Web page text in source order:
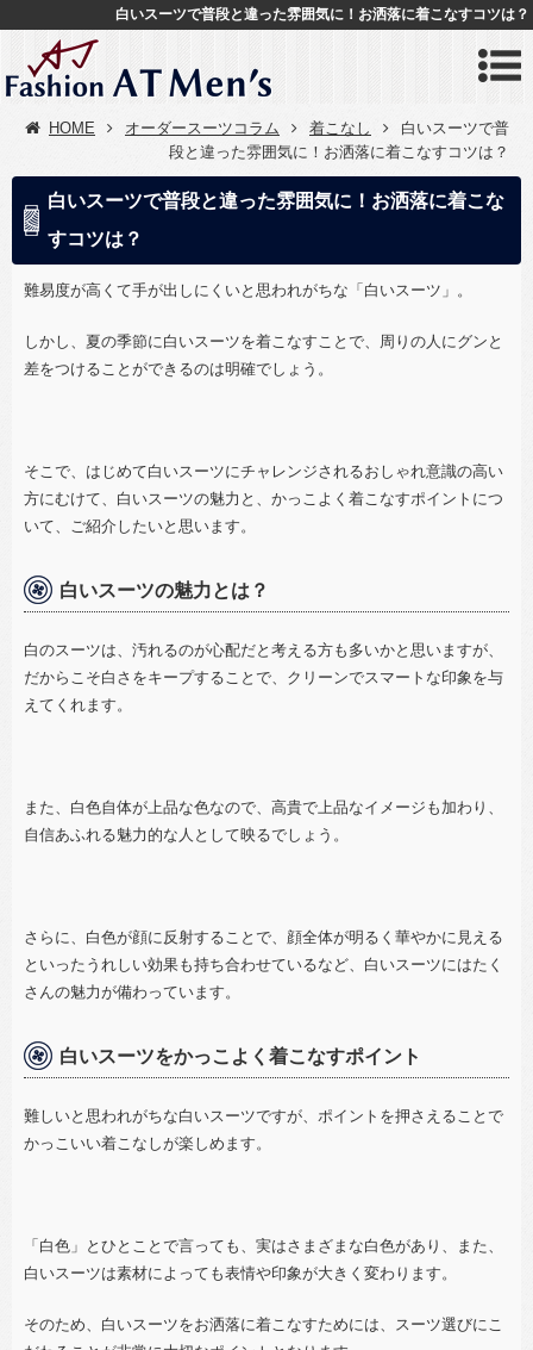
白いスーツで普段と違った雰囲気に！お洒落に着こなすコツは？
HOME オーダースーツコラム 着こなし
白いスーツで普
段と違った雰囲気に！お洒落に着こなすコツは？
白いスーツで普段と違った雰囲気に！お洒落に着こな
すコツは？
難易度が高くて手が出しにくいと思われがちな「白いスーツ」。
しかし、夏の季節に白いスーツを着こなすことで、周りの人にグンと
差をつけることができるのは明確でしょう。
そこで、はじめて白いスーツにチャレンジされるおしゃれ意識の高い
方にむけて、白いスーツの魅力と、かっこよく着こなすポイントにつ
いて、ご紹介したいと思います。
白いスーツの魅力とは？
白のスーツは、汚れるのが心配だと考える方も多いかと思いますが、
だからこそ白さをキープすることで、クリーンでスマートな印象を与
えてくれます。
また、白色自体が上品な色なので、高貴で上品なイメージも加わり、
自信あふれる魅力的な人として映るでしょう。
さらに、白色が顔に反射することで、顔全体が明るく華やかに見える
といったうれしい効果も持ち合わせているなど、白いスーツにはたく
さんの魅力が備わっています。
白いスーツをかっこよく着こなすポイント
難しいと思われがちな白いスーツですが、ポイントを押さえることで
かっこいい着こなしが楽しめます。
「白色」とひとことで言っても、実はさまざまな白色があり、また、
白いスーツは素材によっても表情や印象が大きく変わります。
そのため、白いスーツをお洒落に着こなすためには、スーツ選びにこ